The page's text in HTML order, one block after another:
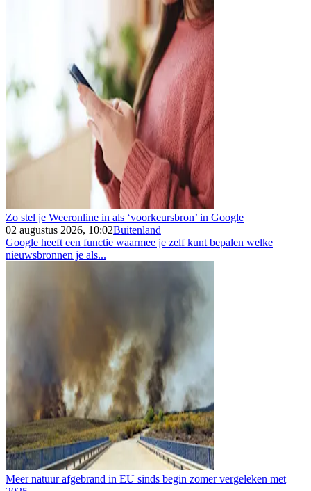
Zo stel je Weeronline in als ‘voorkeursbron’ in Google
02 augustus 2026, 10:02Buitenland
Google heeft een functie waarmee je zelf kunt bepalen welke
nieuwsbronnen je als...
Meer natuur afgebrand in EU sinds begin zomer vergeleken met